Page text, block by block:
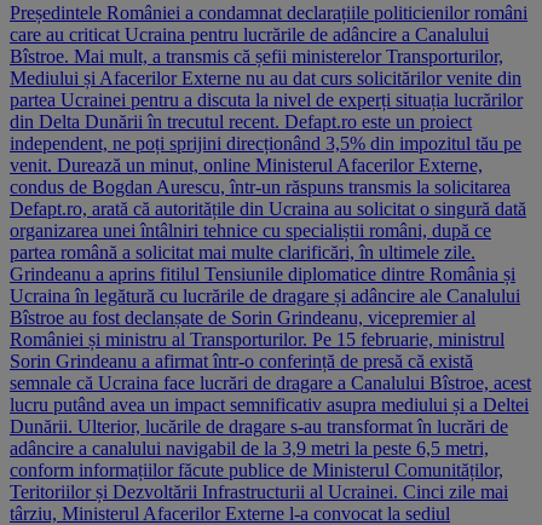
Președintele României a condamnat declarațiile politicienilor români
care au criticat Ucraina pentru lucrările de adâncire a Canalului
Bîstroe. Mai mult, a transmis că șefii ministerelor Transporturilor,
Mediului și Afacerilor Externe nu au dat curs solicitărilor venite din
partea Ucrainei pentru a discuta la nivel de experți situația lucrărilor
din Delta Dunării în trecutul recent. Defapt.ro este un proiect
independent, ne poți sprijini direcționând 3,5% din impozitul tău pe
venit. Durează un minut, online Ministerul Afacerilor Externe,
condus de Bogdan Aurescu, într-un răspuns transmis la solicitarea
Defapt.ro, arată că autoritățile din Ucraina au solicitat o singură dată
organizarea unei întâlniri tehnice cu specialiștii români, după ce
partea română a solicitat mai multe clarificări, în ultimele zile.
Grindeanu a aprins fitilul Tensiunile diplomatice dintre România și
Ucraina în legătură cu lucrările de dragare și adâncire ale Canalului
Bîstroe au fost declanșate de Sorin Grindeanu, vicepremier al
României și ministru al Transporturilor. Pe 15 februarie, ministrul
Sorin Grindeanu a afirmat într-o conferință de presă că există
semnale că Ucraina face lucrări de dragare a Canalului Bîstroe, acest
lucru putând avea un impact semnificativ asupra mediului și a Deltei
Dunării. Ulterior, lucările de dragare s-au transformat în lucrări de
adâncire a canalului navigabil de la 3,9 metri la peste 6,5 metri,
conform informațiilor făcute publice de Ministerul Comunităților,
Teritoriilor și Dezvoltării Infrastructurii al Ucrainei. Cinci zile mai
târziu, Ministerul Afacerilor Externe l-a convocat la sediul